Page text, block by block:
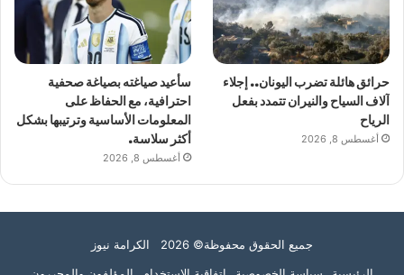
حرائق هائلة تضرب اليونان.. إجلاء
آلاف السياح والنيران تتمدد بفعل
الرياح
أغسطس 8, 2026
سأعيد صياغته بصياغة صحفية
احترافية، مع الحفاظ على
المعلومات الأساسية وترتيبها بشكل
أكثر سلاسة.
أغسطس 8, 2026
جميع الحقوق محفوظة© 2026 الكرامة نيوز